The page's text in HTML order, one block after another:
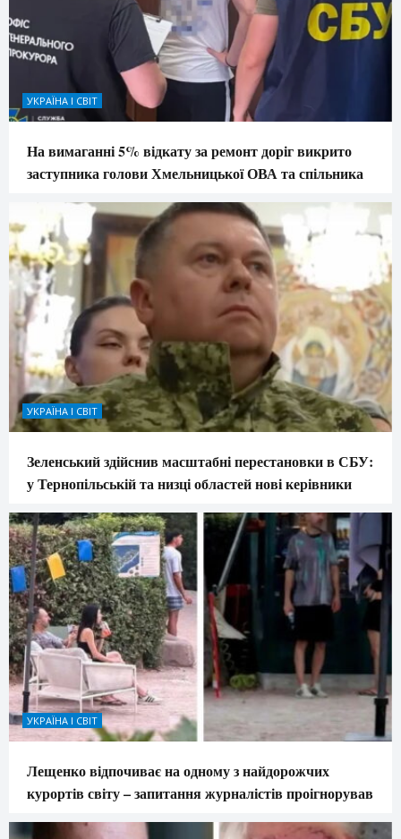
УКРАЇНА І СВІТ
На вимаганні 5% відкату за ремонт доріг викрито
заступника голови Хмельницької ОВА та спільника
УКРАЇНА І СВІТ
Зеленський здійснив масштабні перестановки в СБУ:
у Тернопільській та низці областей нові керівники
УКРАЇНА І СВІТ
Лещенко відпочиває на одному з найдорожчих
курортів світу – запитання журналістів проігнорував